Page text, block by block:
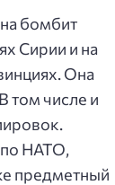
бомбит
Сирии и на
Она
том числе и
НАТО,
предметный